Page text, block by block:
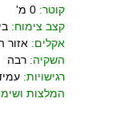
קוטר:
קצב צימוח:
אקלים: אזור
השקיה: רבה
רגישויות:
המלצות